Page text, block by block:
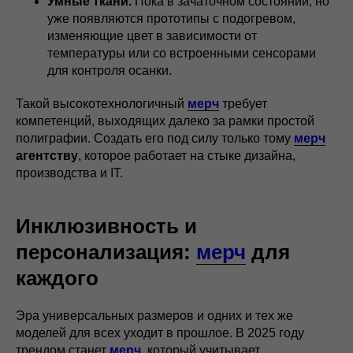
уже появляются прототипы с подогревом,
изменяющие цвет в зависимости от
температуры или со встроенными сенсорами
для контроля осанки.
Такой высокотехнологичный мерч требует
компетенций, выходящих далеко за рамки простой
полиграфии. Создать его под силу только тому мерч
агентству, которое работает на стыке дизайна,
производства и IT.
Инклюзивность и
персонализация: мерч для
каждого
Эра универсальных размеров и одних и тех же
моделей для всех уходит в прошлое. В 2025 году
трендом станет мерч , который учитывает